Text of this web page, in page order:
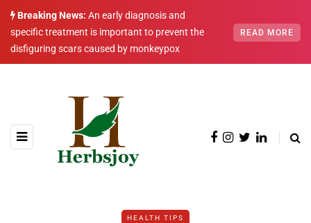
Breaking News: An early diagnosis and
specific treatment is important to prevent the
disfiguring scars caused by monkeypox
READ MORE
HEALTH TIPS